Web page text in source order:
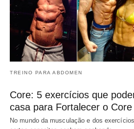
TREINO PARA ABDOMEN
Core: 5 exercícios que
casa para Fortalecer o Core
No mundo da musculação e dos